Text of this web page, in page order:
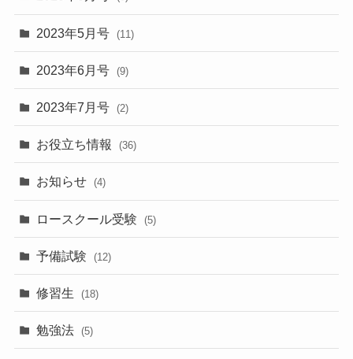
2023年5月号 (11)
2023年6月号 (9)
2023年7月号 (2)
お役立ち情報 (36)
お知らせ (4)
ロースクール受験 (5)
予備試験 (12)
修習生 (18)
勉強法 (5)